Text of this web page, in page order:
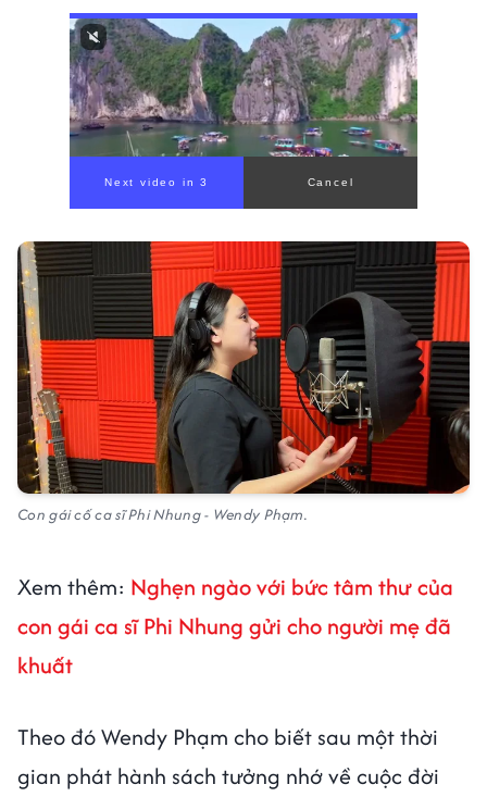
00:00/ 00:59
Con gái cố ca sĩ Phi Nhung - Wendy Phạm.
Xem thêm: Nghẹn ngào với bức tâm thư của
con gái ca sĩ Phi Nhung gửi cho người mẹ đã
khuất
Theo đó Wendy Phạm cho biết sau một thời
gian phát hành sách tưởng nhớ về cuộc đời